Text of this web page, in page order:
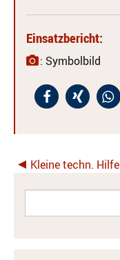
Einsatzbericht:
: Symbolbild
Kleine techn.